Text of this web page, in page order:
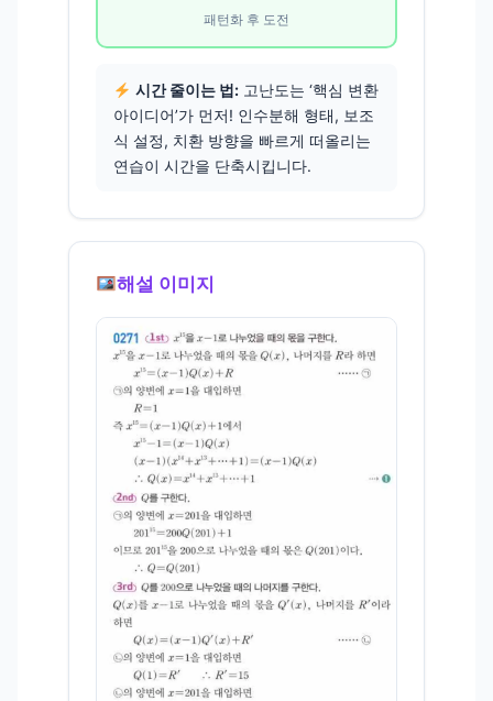
패턴화 후 도전
시간 줄이는 법:고난도는 ‘핵심 변환
아이디어’가 먼저! 인수분해 형태, 보조
식 설정, 치환 방향을 빠르게 떠올리는
연습이 시간을 단축시킵니다.
해설 이미지